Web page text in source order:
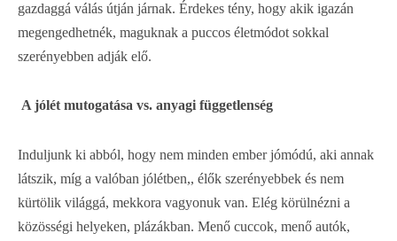
gazdaggá válás útján járnak. Érdekes tény, hogy akik igazán
megengedhetnék, maguknak a puccos életmódot sokkal
szerényebben adják elő.
A jólét mutogatása vs. anyagi függetlenség
Induljunk ki abból, hogy nem minden ember jómódú, aki annak
látszik, míg a valóban jólétben,, élők szerényebbek és nem
kürtölik világgá, mekkora vagyonuk van. Elég körülnézni a
közösségi helyeken, plázákban. Menő cuccok, menő autók,